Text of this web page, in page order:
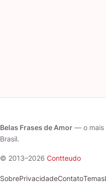
Belas Frases de Amor — o mais
Brasil.
© 2013–2026 Contteudo
SobrePrivacidadeContatoTemas